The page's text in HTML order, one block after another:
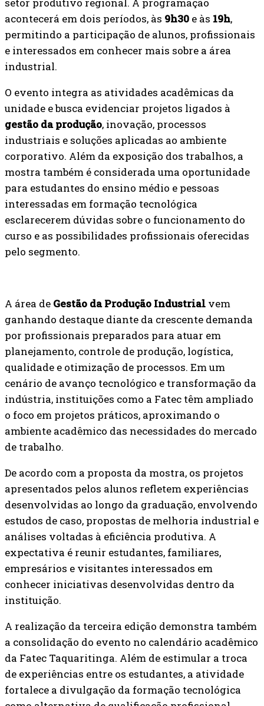
acontecerá em dois períodos, às 9h30 e às 19h,
permitindo a participação de alunos, profissionais
e interessados em conhecer mais sobre a área
industrial.
O evento integra as atividades acadêmicas da
unidade e busca evidenciar projetos ligados à
gestão da produção, inovação, processos
industriais e soluções aplicadas ao ambiente
corporativo. Além da exposição dos trabalhos, a
mostra também é considerada uma oportunidade
para estudantes do ensino médio e pessoas
interessadas em formação tecnológica
esclarecerem dúvidas sobre o funcionamento do
curso e as possibilidades profissionais oferecidas
pelo segmento.
A área de Gestão da Produção Industrial vem
ganhando destaque diante da crescente demanda
por profissionais preparados para atuar em
planejamento, controle de produção, logística,
qualidade e otimização de processos. Em um
cenário de avanço tecnológico e transformação da
indústria, instituições como a Fatec têm ampliado
o foco em projetos práticos, aproximando o
ambiente acadêmico das necessidades do mercado
de trabalho.
De acordo com a proposta da mostra, os projetos
apresentados pelos alunos refletem experiências
desenvolvidas ao longo da graduação, envolvendo
estudos de caso, propostas de melhoria industrial e
análises voltadas à eficiência produtiva. A
expectativa é reunir estudantes, familiares,
empresários e visitantes interessados em
conhecer iniciativas desenvolvidas dentro da
instituição.
A realização da terceira edição demonstra também
a consolidação do evento no calendário acadêmico
da Fatec Taquaritinga. Além de estimular a troca
de experiências entre os estudantes, a atividade
fortalece a divulgação da formação tecnológica